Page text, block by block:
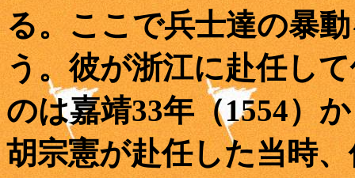
る。ここで兵士達の暴
う。彼が浙江に赴任し
のは嘉靖33年（1554）
胡宗憲が赴任した当時